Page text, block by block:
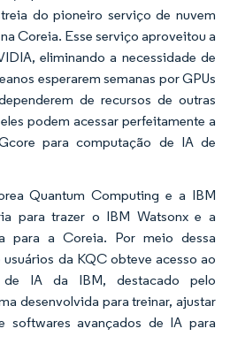
do pioneiro serviço de nuvem
Coreia. Esse serviço aproveitou a
eliminando a necessidade de
esperarem semanas por GPUs
de recursos de outras
podem acessar perfeitamente a
para computação de IA de
Quantum Computing e a IBM
para trazer o IBM Watsonx e a
para a Coreia. Por meio dessa
da KQC obteve acesso ao
de IA da IBM, destacado pelo
desenvolvida para treinar, ajustar
softwares avançados de IA para